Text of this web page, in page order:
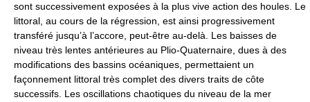
sont successivement exposées à la plus vive action des houles. Le
littoral, au cours de la régression, est ainsi progressivement
transféré jusqu’à l’accore, peut-être au-delà. Les baisses de
niveau très lentes antérieures au Plio-Quaternaire, dues à des
modifications des bassins océaniques, permettaient un
façonnement littoral très complet des divers traits de côte
successifs. Les oscillations chaotiques du niveau de la mer